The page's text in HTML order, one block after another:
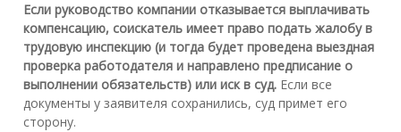
Если руководство компании отказывается выплачивать
компенсацию, соискатель имеет право подать жалобу в
трудовую инспекцию (и тогда будет проведена выездная
проверка работодателя и направлено предписание о
выполнении обязательств) или иск в суд. Если все
документы у заявителя сохранились, суд примет его
сторону.